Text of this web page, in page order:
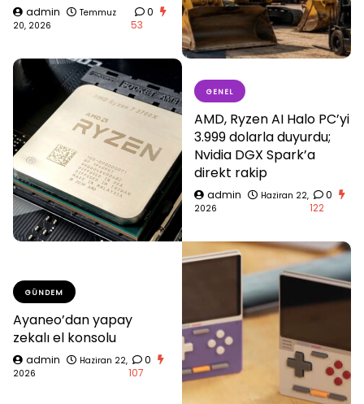
admin
Temmuz
20, 2026
0
53
GENEL
AMD, Ryzen AI Halo PC’yi
3.999 dolarla duyurdu;
Nvidia DGX Spark’a
direkt rakip
admin
Haziran 22,
2026
0
122
GÜNDEM
Ayaneo’dan yapay
zekalı el konsolu
admin
Haziran 22,
2026
0
107